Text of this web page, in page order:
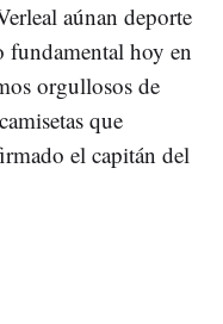
aúnan deporte
fundamental hoy en
orgullosos de
que
el capitán del